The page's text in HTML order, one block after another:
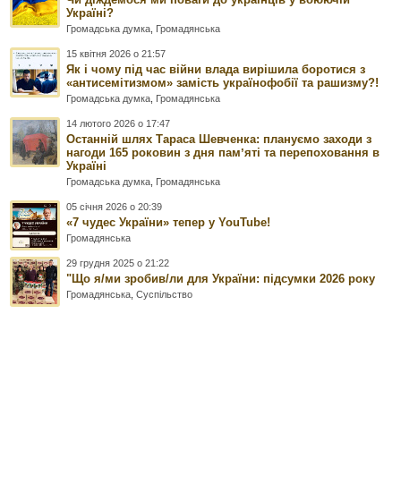
Україні?
Громадська думка Громадянська
15 квітня 2026 о 21:57
Як і чому під час війни влада вирішила боротися з
«антисемітизмом» замість українофобії та рашизму?!
Громадська думка Громадянська
14 лютого 2026 о 17:47
Останній шлях Тараса Шевченка: плануємо заходи з
нагоди 165 роковин з дня памʼяті та перепоховання в
Україні
Громадська думка Громадянська
05 січня 2026 о 20:39
«7 чудес України» тепер у YouTube!
Громадянська
29 грудня 2025 о 21:22
"Що я/ми зробив/ли для України: підсумки 2026 року
Громадянська ,Суспільство